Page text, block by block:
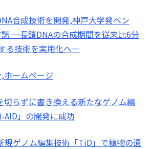
合成技術を開発,神戸大学発ベン
―長鎖DNAの合成期間を従来比6分
る技術を実用化へ―
ホームページ
切らずに書き換える新たなゲノム編
」の開発に成功
規ゲノム編集技術「TiD」で植物の遺